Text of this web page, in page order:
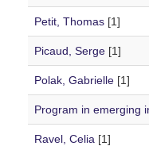
Petit, Thomas[1]
Picaud, Serge[1]
Polak, Gabrielle[1]
Program in emerging
Ravel, Celia [1]